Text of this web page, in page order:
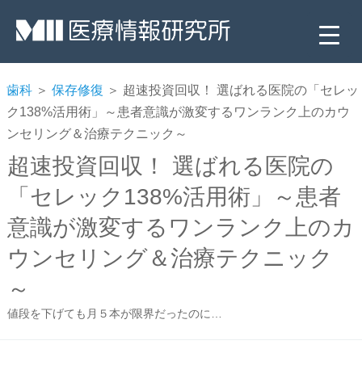
歯科 ＞ 保存修復 ＞ 超速投資回収！ 選ばれる医院の「セレッ
ク138%活用術」～患者意識が激変するワンランク上のカウ
ンセリング＆治療テクニック～
超速投資回収！ 選ばれる医院の
「セレック138%活用術」～患者
意識が激変するワンランク上のカ
ウンセリング＆治療テクニック
～
値段を下げても月５本が限界だったのに…
▼
▼